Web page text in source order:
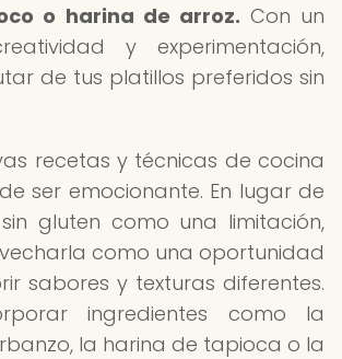
o harina de arroz. Con un
y experimentación,
de tus platillos preferidos sin
recetas y técnicas de cocina
ser emocionante. En lugar de
gluten como una limitación,
como una oportunidad
sabores y texturas diferentes.
ingredientes como la
la harina de tapioca o la